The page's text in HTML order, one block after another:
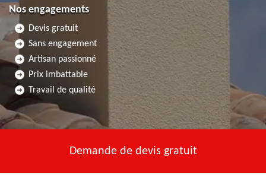
Nos engagements
Devis gratuit
Sans engagement
Artisan passionné
Prix imbattable
Travail de qualité
Demande de devis gratuit